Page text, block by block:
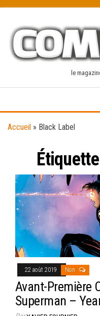
content
le
Accueil » Black Label
22 août 2019 Non
Avant-Première
Superman –